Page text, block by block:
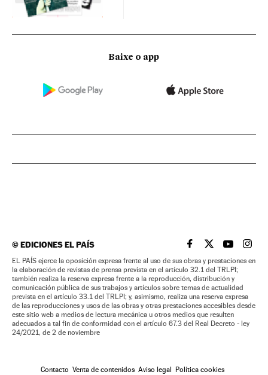
Baixe o app
©EDICIONES EL PAÍS EL PAÍS BRASIL EN
EL PAÍSEL PAÍS
EL
EL PAÍS ejerce la oposición expresa frente al uso de sus obras y prestaciones en
la elaboración de revistas de prensa prevista en el artículo 32.1 del TRLPI;
también realiza la reserva expresa frente a la reproducción, distribución y
comunicación pública de sus trabajos y artículos sobre temas de actualidad
prevista en el artículo 33.1 del TRLPI; y, asimismo, realiza una reserva expresa
de las reproducciones y usos de las obras y otras prestaciones accesibles desde
este sitio web a medios de lectura mecánica u otros medios que resulten
adecuados a tal fin de conformidad con el artículo 67.3 del Real Decreto - ley
24/2021, de 2 de noviembre
Contacto Venta de contenidos Aviso legal Política cookies